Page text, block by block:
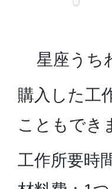
星座うち
購入した工
こともでき
工作所要時